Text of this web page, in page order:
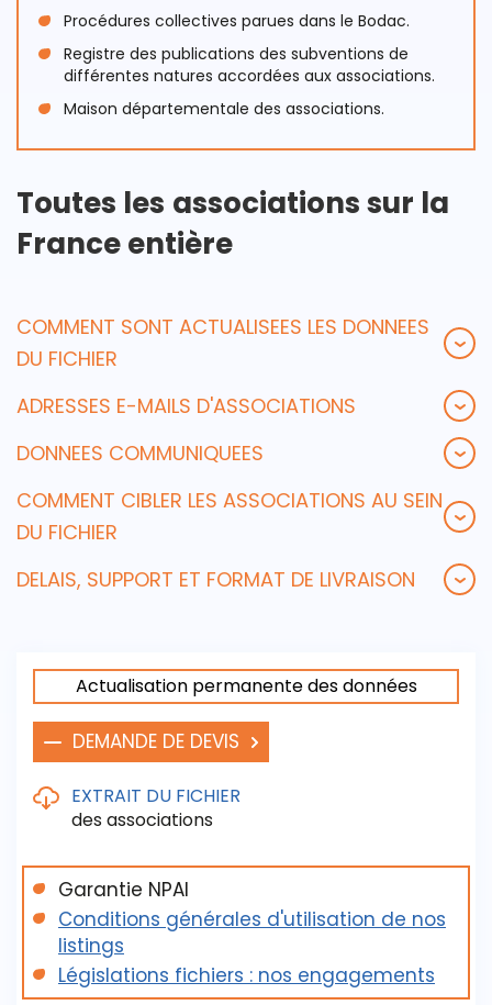
Procédures collectives parues dans le Bodac.
Registre des publications des subventions de
différentes natures accordées aux associations.
Maison départementale des associations.
Toutes les associations sur la
France entière
COMMENT SONT ACTUALISEES LES DONNEES
DU FICHIER
ADRESSES E-MAILS D'ASSOCIATIONS
DONNEES COMMUNIQUEES
COMMENT CIBLER LES ASSOCIATIONS AU SEIN
DU FICHIER
DELAIS, SUPPORT ET FORMAT DE LIVRAISON
Actualisation permanente des données
DEMANDE DE DEVIS
EXTRAIT DU FICHIER
des associations
Ce fichier contient les coordonnées des
associations & clubs, avec possibilité de tris sur la
géographie et l’activité.
Télécharger l'échantillon du fichier
Garantie NPAI
Conditions générales d'utilisation de nos
listings
Législations fichiers : nos engagements